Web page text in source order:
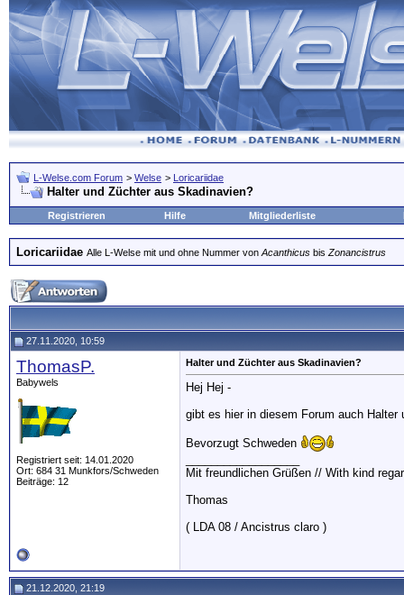
L-Welse.com Forum > Welse > Loricariidae
Halter und Züchter aus Skadinavien?
Registrieren Hilfe Mitgliederliste
Loricariidae Alle L-Welse mit und ohne Nummer von Acanthicus bis Zonancistrus
27.11.2020, 10:59
ThomasP.
Babywels
Registriert seit: 14.01.2020
Ort: 684 31 Munkfors/Schweden
Beiträge: 12
Halter und Züchter aus Skadinavien?
Hej Hej -
gibt es hier in diesem Forum auch
Bevorzugt Schweden
Mit freundlichen Grüßen // With kind
Thomas
( LDA 08 / Ancistrus claro )
21.12.2020, 21:19